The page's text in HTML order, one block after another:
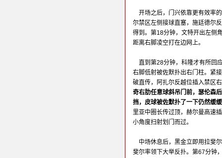
开场之后，门兴依靠更有效率
尔禁区左侧接球直塞，施廷德尔
得到。第18分钟，文特开出左侧
距离右脚凌空打在边网上。
直到第28分钟，科隆才有所回
右脚低射被佐默扑出右门柱。紧
破直传，阿扎尔反越位插入禁区
奇右肋任意球斜吊门前，瑟伦森
挡，皮球被佐默扑了一下仍然缓
里亚中圈长传过顶，赫尔曼高速
小角度扫射划门而过。
中场休息后，黑金立即用拉斐
斐尔率领下大举反扑。第67分钟